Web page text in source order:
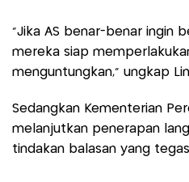
"Jika AS benar-benar ingin
mereka siap
menguntungkan," ungkap
Sedangkan Kementerian
melanjutkan penerapan
tindakan balasan yang